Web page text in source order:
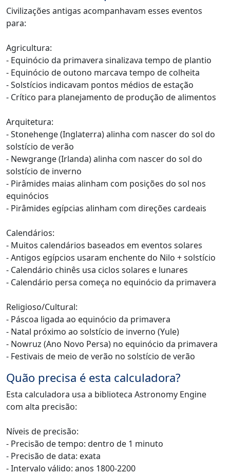
Civilizações antigas acompanhavam esses eventos
para:
Agricultura:
- Equinócio da primavera sinalizava tempo de plantio
- Equinócio de outono marcava tempo de colheita
- Solstícios indicavam pontos médios de estação
- Crítico para planejamento de produção de alimentos
Arquitetura:
- Stonehenge (Inglaterra) alinha com nascer do sol do
solstício de verão
- Newgrange (Irlanda) alinha com nascer do sol do
solstício de inverno
- Pirâmides maias alinham com posições do sol nos
equinócios
- Pirâmides egípcias alinham com direções cardeais
Calendários:
- Muitos calendários baseados em eventos solares
- Antigos egípcios usaram enchente do Nilo + solstício
- Calendário chinês usa ciclos solares e lunares
- Calendário persa começa no equinócio da primavera
Religioso/Cultural:
- Páscoa ligada ao equinócio da primavera
- Natal próximo ao solstício de inverno (Yule)
- Nowruz (Ano Novo Persa) no equinócio da primavera
- Festivais de meio de verão no solstício de verão
Quão precisa é esta calculadora?
Esta calculadora usa a biblioteca Astronomy Engine
com alta precisão:
Níveis de precisão:
- Precisão de tempo: dentro de 1 minuto
- Precisão de data: exata
- Intervalo válido: anos 1800-2200